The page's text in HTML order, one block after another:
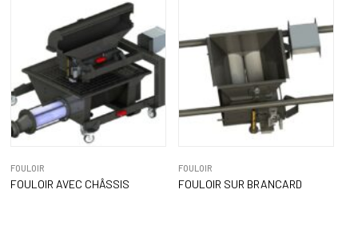
FOULOIR
FOULOIR AVEC CHÂSSIS
FOULOIR
FOULOIR SUR BRANCARD